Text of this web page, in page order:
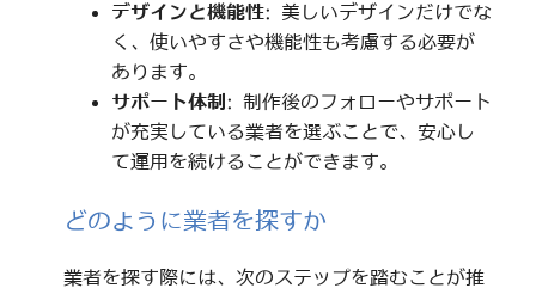
デザインと機能性: 美しいデザインだけでな
く、使いやすさや機能性も考慮する必要が
あります。
サポート体制 : 制作後のフォローやサポート
が充実している業者を選ぶことで、安心し
て運用を続けることができます。
どのように業者を探すか
業者を探す際には、次のステップを踏むことが推